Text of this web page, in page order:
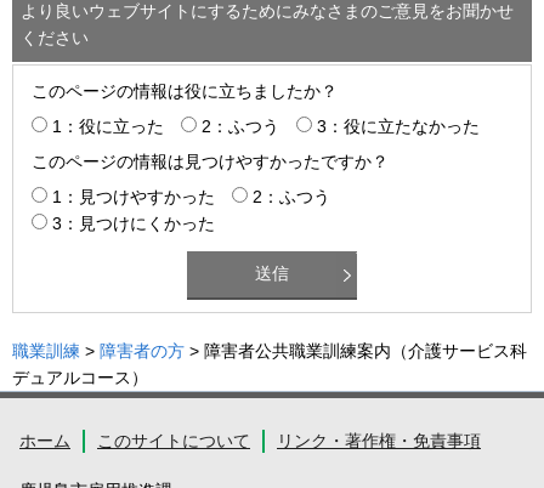
より良いウェブサイトにするためにみなさまのご意見をお聞かせ
ください
このページの情報は役に立ちましたか？
1：役に立った
2：ふつう
3：役に立たなかった
このページの情報は見つけやすかったですか？
1：見つけやすかった
2：ふつう
3：見つけにくかった
職業訓練 > 障害者の方 > 障害者公共職業訓練案内（介護サービス科
デュアルコース）
ホーム このサイトについて リンク・著作権・免責事項